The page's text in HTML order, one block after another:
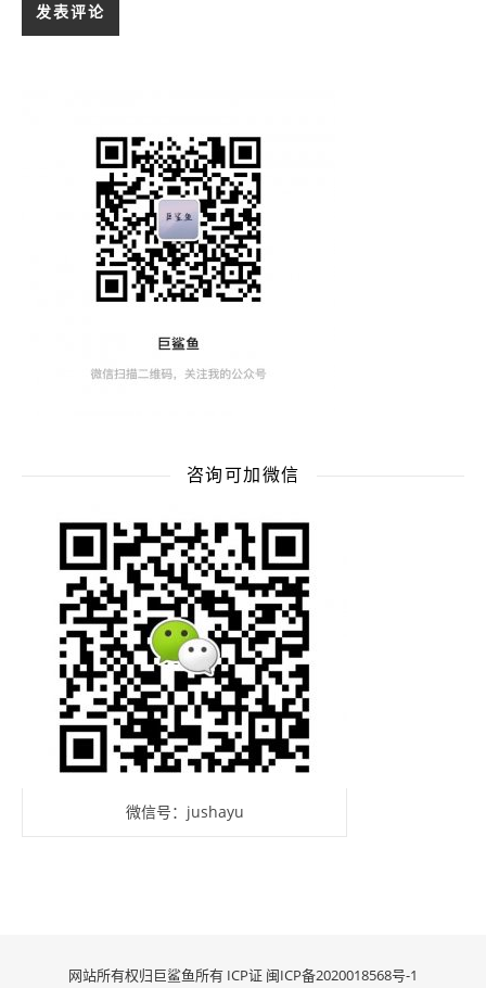
咨询可加微信
微信号：jushayu
网站所有权归巨鲨鱼所有 ICP证 闽ICP备2020018568号-1